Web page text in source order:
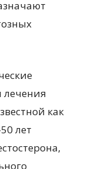
лечения
как
лет